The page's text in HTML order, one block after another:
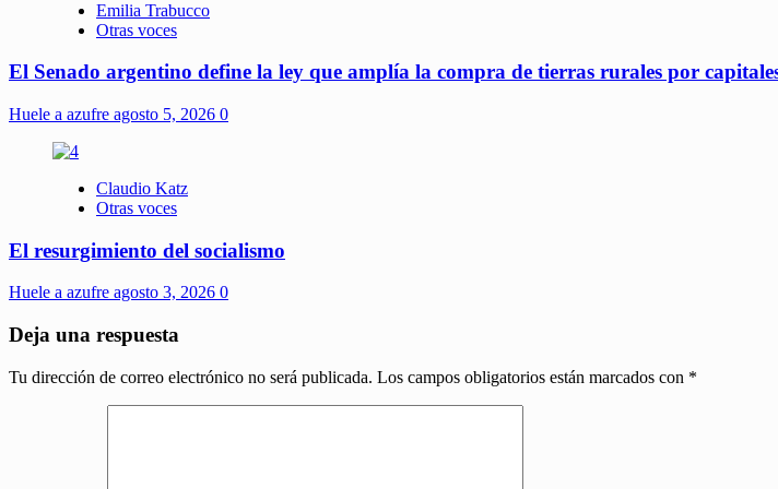
Emilia Trabucco
Otras voces
El Senado argentino define la ley que amplía la compra de tierras rurales por
Huele a azufre agosto 5, 2026 0
Claudio Katz
Otras voces
El resurgimiento del socialismo
Huele a azufre agosto 3, 2026 0
Deja una respuesta
Tu dirección de correo electrónico no será publicada. Los campos obligatorios están marcados con *